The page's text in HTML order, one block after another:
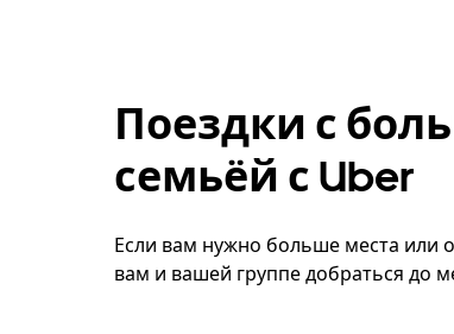
Поездки с
семьёй с Uber
Если вам нужно больше места или
вам и вашей группе добраться до